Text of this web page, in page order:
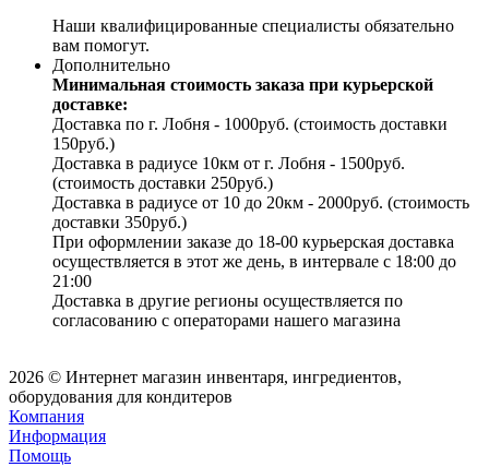
Наши квалифицированные специалисты обязательно
вам помогут.
Дополнительно
Минимальная стоимость заказа при курьерской
доставке:
Доставка по г. Лобня - 1000руб. (стоимость доставки
150руб.)
Доставка в радиусе 10км от г. Лобня - 1500руб.
(стоимость доставки 250руб.)
Доставка в радиусе от 10 до 20км - 2000руб. (стоимость
доставки 350руб.)
При оформлении заказе до 18-00 курьерская доставка
осуществляется в этот же день, в интервале с 18:00 до
21:00
Доставка в другие регионы осуществляется по
согласованию с операторами нашего магазина
2026 © Интернет магазин инвентаря, ингредиентов,
оборудования для кондитеров
Компания
Информация
Помощь